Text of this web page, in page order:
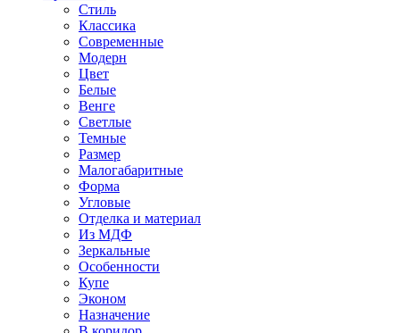
Стиль
Классика
Современные
Модерн
Цвет
Белые
Венге
Светлые
Темные
Размер
Малогабаритные
Форма
Угловые
Отделка и материал
Из МДФ
Зеркальные
Особенности
Купе
Эконом
Назначение